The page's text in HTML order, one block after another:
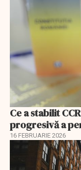
Ce a stabilit
progresivă a
16 FEBRUARIE 2026